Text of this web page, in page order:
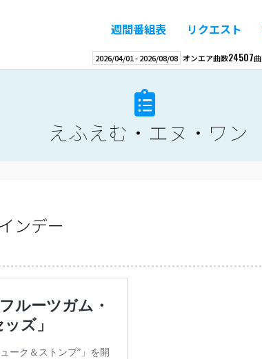
週間番組表 リクエスト
2026/04/01 -2026/08/08 オンエア曲数24507曲
えふえむ・エヌ・ワン
ンデー